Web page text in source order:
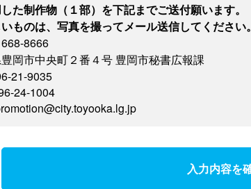
た制作物（１部）を下記までご送付願います。
ものは、写真を撮ってメール送信してください。
8666
市中央町２番４号 豊岡市秘書広報課
21-9035
24-1004